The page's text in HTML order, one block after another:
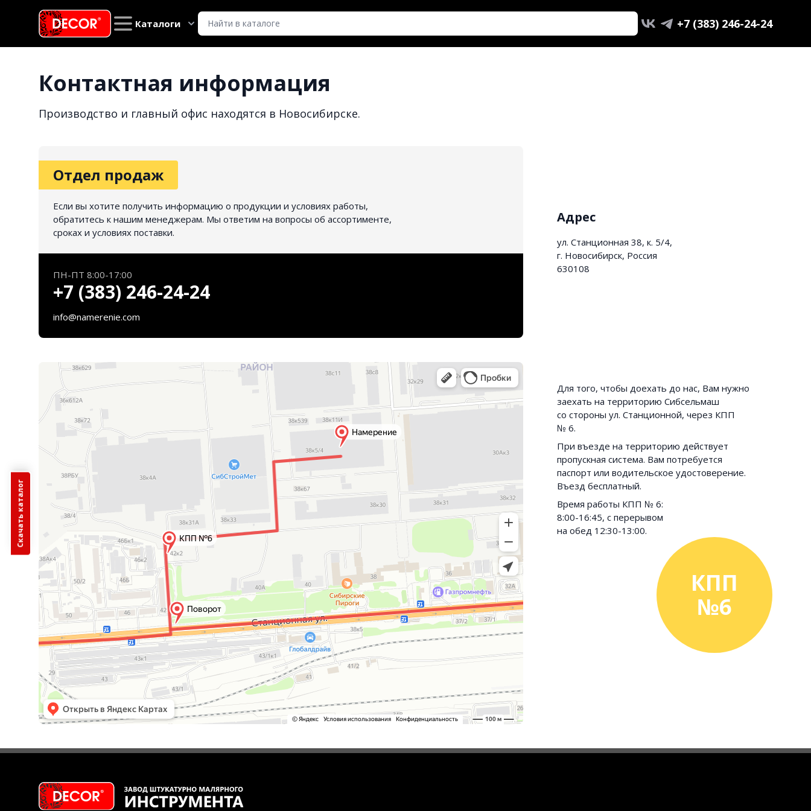
Каталоги +7 (383) 246-24-24
Контактная информация
Производство и главный офис находятся в Новосибирске.
Отдел продаж
Если вы хотите получить информацию о продукции и условиях работы,
обратитесь к нашим менеджерам. Мы ответим на вопросы об ассортименте,
сроках и условиях поставки.
ПН-ПТ 8:00-17:00
+7 (383) 246-24-24
info@namerenie.com
Адрес
ул. Станционная 38, к. 5/4,
г. Новосибирск, Россия
630108
Для того, чтобы доехать до нас, Вам нужно
заехать на территорию Сибсельмаш
со стороны ул. Станционной, через КПП
№ 6.
При въезде на территорию действует
пропускная система. Вам потребуется
паспорт или водительское удостоверение.
Въезд бесплатный.
Время работы КПП № 6:
8:00-16:45, с перерывом
на обед 12:30-13:00.
КПП
№6
Скачать каталог